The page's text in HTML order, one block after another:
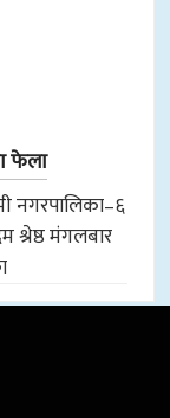
फेला
नगरपालिका–६
श्रेष्ठ मंगलबार